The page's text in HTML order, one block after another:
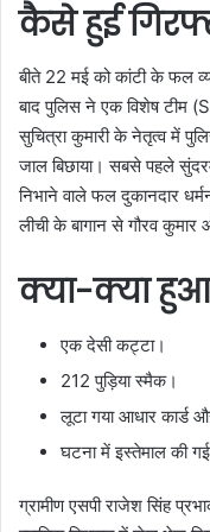
कैसे हुई
बीते 22 मई को कांटी के फल
बाद पुलिस ने एक विशेष टीम
सुचित्रा कुमारी के नेतृत्व में
जाल बिछाया। सबसे पहले
निभाने वाले फल दुकानदार
लीची के बागान से गौरव कुमार
क्या-क्या हुआ
एक देसी कट्टा।
212 पुड़िया स्मैक।
लूटा गया आधार कार्ड
घटना में इस्तेमाल की
ग्रामीण एसपी राजेश सिंह